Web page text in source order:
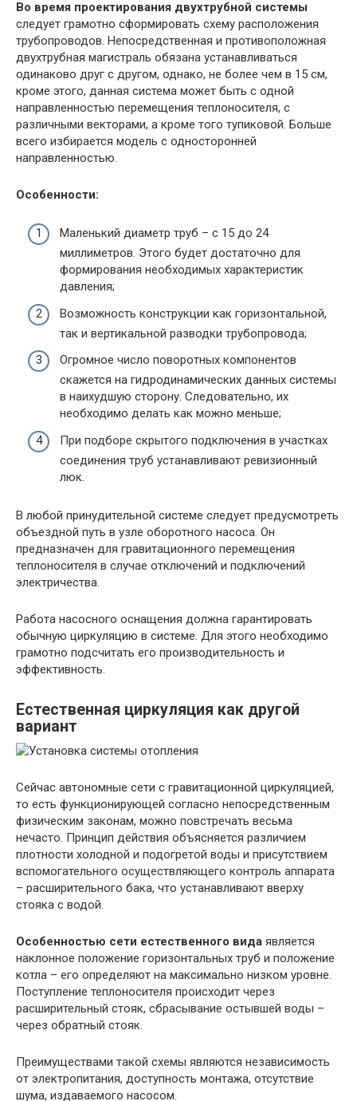
Во время проектирования двухтрубной системы
следует грамотно сформировать схему расположения
трубопроводов. Непосредственная и противоположная
двухтрубная магистраль обязана устанавливаться
одинаково друг с другом, однако, не более чем в 15 см,
кроме этого, данная система может быть с одной
направленностью перемещения теплоносителя, с
различными векторами, а кроме того тупиковой. Больше
всего избирается модель с односторонней
направленностью.
Особенности:
Маленький диаметр труб – с 15 до 24
миллиметров. Этого будет достаточно для
формирования необходимых характеристик
давления;
Возможность конструкции как горизонтальной,
так и вертикальной разводки трубопровода;
Огромное число поворотных компонентов
скажется на гидродинамических данных системы
в наихудшую сторону. Следовательно, их
необходимо делать как можно меньше;
При подборе скрытого подключения в участках
соединения труб устанавливают ревизионный
люк.
В любой принудительной системе следует предусмотреть
объездной путь в узле оборотного насоса. Он
предназначен для гравитационного перемещения
теплоносителя в случае отключений и подключений
электричества.
Работа насосного оснащения должна гарантировать
обычную циркуляцию в системе. Для этого необходимо
грамотно подсчитать его производительность и
эффективность.
Естественная циркуляция как другой
вариант
Сейчас автономные сети с гравитационной циркуляцией,
то есть функционирующей согласно непосредственным
физическим законам, можно повстречать весьма
нечасто. Принцип действия объясняется различием
плотности холодной и подогретой воды и присутствием
вспомогательного осуществляющего контроль аппарата
– расширительного бака, что устанавливают вверху
стояка с водой.
Особенностью сети естественного вида является
наклонное положение горизонтальных труб и положение
котла – его определяют на максимально низком уровне.
Поступление теплоносителя происходит через
расширительный стояк, сбрасывание остывшей воды –
через обратный стояк.
Преимуществами такой схемы являются независимость
от электропитания, доступность монтажа, отсутствие
шума, издаваемого насосом.